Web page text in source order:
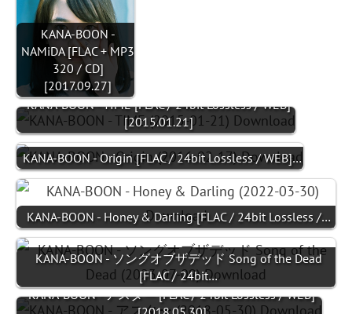
KANA-BOON -
NAMiDA [FLAC + MP3
320 / CD]
[2017.09.27]
KANA-BOON - TIME [FLAC / 24bit Lossless / WEB]
[2015.01.21]
KANA-BOON - Origin [FLAC / 24bit Lossless / WEB]…
KANA-BOON - Honey & Darling [FLAC / 24bit Lossless /…
KANA-BOON - ソングオブザデッド Song of the Dead
[FLAC / 24bit…
KANA-BOON - アスター [FLAC / 24bit Lossless / WEB]